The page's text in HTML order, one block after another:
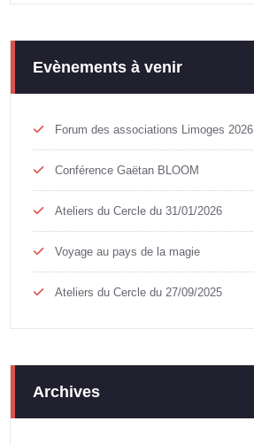
Evènements à venir
Forum des associations Limoges 2026
Conférence Gaëtan BLOOM
Ateliers du Cercle du 31/01/2026
Voyage au pays de la magie
Ateliers du Cercle du 27/09/2025
Archives